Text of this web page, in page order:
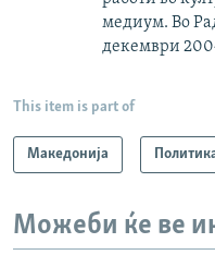
медиум. Во
декември
This item is part of
Македонија
Можеби ќе ве